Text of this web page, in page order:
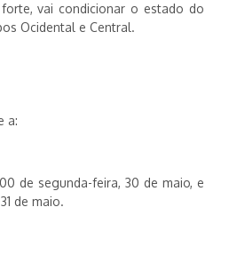
vai condicionar o estado do
Ocidental e Central.
a:
de segunda-feira, 30 de maio, e
de maio.